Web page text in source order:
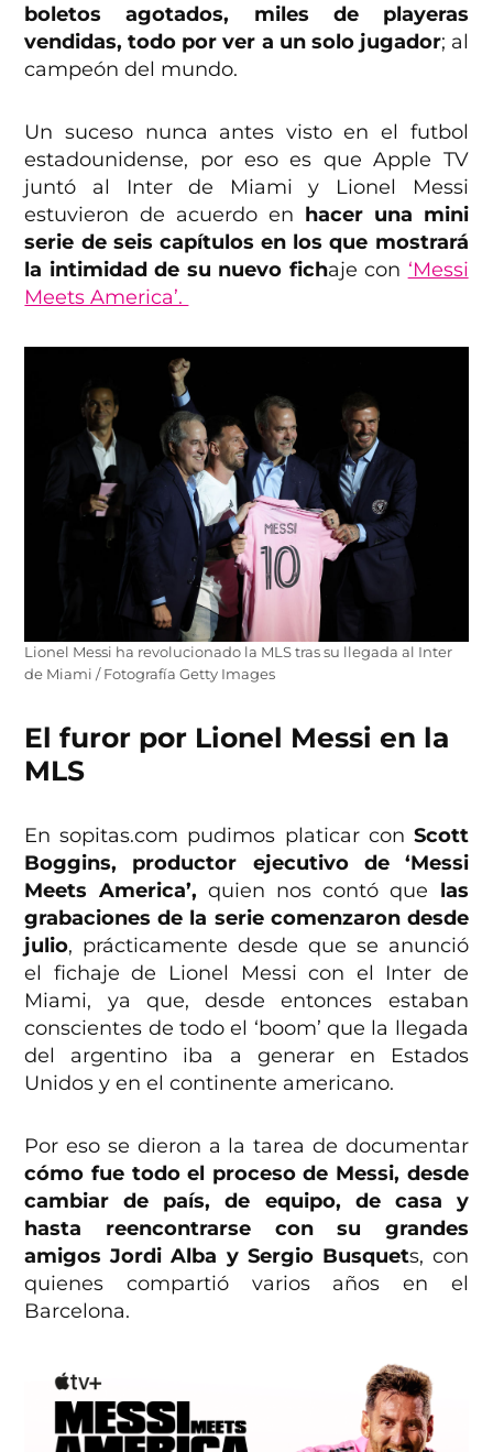
boletos agotados, miles de playeras
vendidas, todo por ver a un solo jugador; al
campeón del mundo.
Un suceso nunca antes visto en el futbol
estadounidense, por eso es que Apple TV
juntó al Inter de Miami y Lionel Messi
estuvieron de acuerdo en hacer una mini
serie de seis capítulos en los que mostrará
la intimidad de su nuevo fichaje con ‘Messi
Meets America’.
Lionel Messi ha revolucionado la MLS tras su llegada al Inter
de Miami / Fotografía Getty Images
El furor por Lionel Messi en la
MLS
En sopitas.com pudimos platicar con Scott
Boggins, productor ejecutivo de ‘Messi
Meets America’, quien nos contó que las
grabaciones de la serie comenzaron desde
julio, prácticamente desde que se anunció
el fichaje de Lionel Messi con el Inter de
Miami, ya que, desde entonces estaban
conscientes de todo el ‘boom’ que la llegada
del argentino iba a generar en Estados
Unidos y en el continente americano.
Por eso se dieron a la tarea de documentar
cómo fue todo el proceso de Messi, desde
cambiar de país, de equipo, de casa y
hasta reencontrarse con su grandes
amigos Jordi Alba y Sergio Busquets, con
quienes compartió varios años en el
Barcelona.